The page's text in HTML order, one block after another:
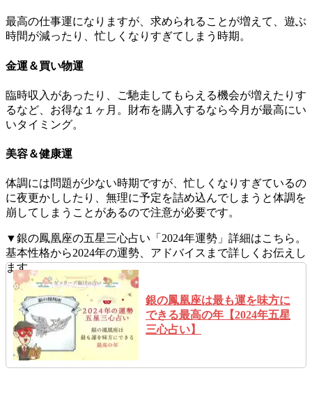
最高の仕事運になりますが、求められることが増えて、遊ぶ
時間が減ったり、忙しくなりすぎてしまう時期。
金運＆買い物運
臨時収入があったり、ご馳走してもらえる機会が増えたりす
るなど、お得な１ヶ月。財布を購入するなら今月が最高にい
いタイミング。
美容＆健康運
体調には問題が少ない時期ですが、忙しくなりすぎているの
に夜更かししたり、無理に予定を詰め込んでしまうと体調を
崩してしまうことがあるので注意が必要です。
▼銀の鳳凰座の五星三心占い「2024年運勢」詳細はこちら。
基本性格から2024年の運勢、アドバイスまで詳しくお伝えし
ます。
銀の鳳凰座は最も運を味方に
できる最高の年【2024年五星
三心占い】